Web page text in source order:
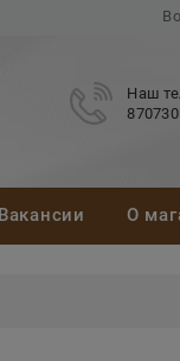
Наш
Вакансии О